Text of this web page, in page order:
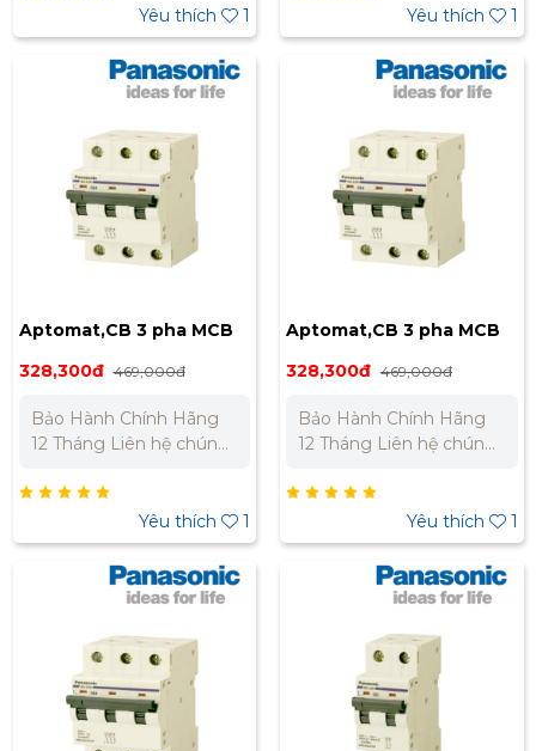
Bắc : 0989 310 979 -
0973 106 269 Miền Nam:
0902 303 733 – 0945
Yêu thích 1
Bắc : 0989 310 979 -
0973 106 269 Miền Nam:
0902 303 733 – 0945
Yêu thích 1
Aptomat,CB 3 pha MCB
25A BBD3253CNV
328,300đ 469,000đ
Bảo Hành Chính Hãng
12 Tháng Liên hệ chúng
nhất cho dự án. Miền
Bắc : 0989 310 979 -
0973 106 269 Miền Nam:
0902 303 733 – 0945
Yêu thích 1
Aptomat,CB 3 pha MCB
20A BBD3203CNV
328,300đ 469,000đ
Bảo Hành Chính Hãng
12 Tháng Liên hệ chúng
nhất cho dự án. Miền
Bắc : 0989 310 979 -
0973 106 269 Miền Nam:
0902 303 733 – 0945
Yêu thích 1